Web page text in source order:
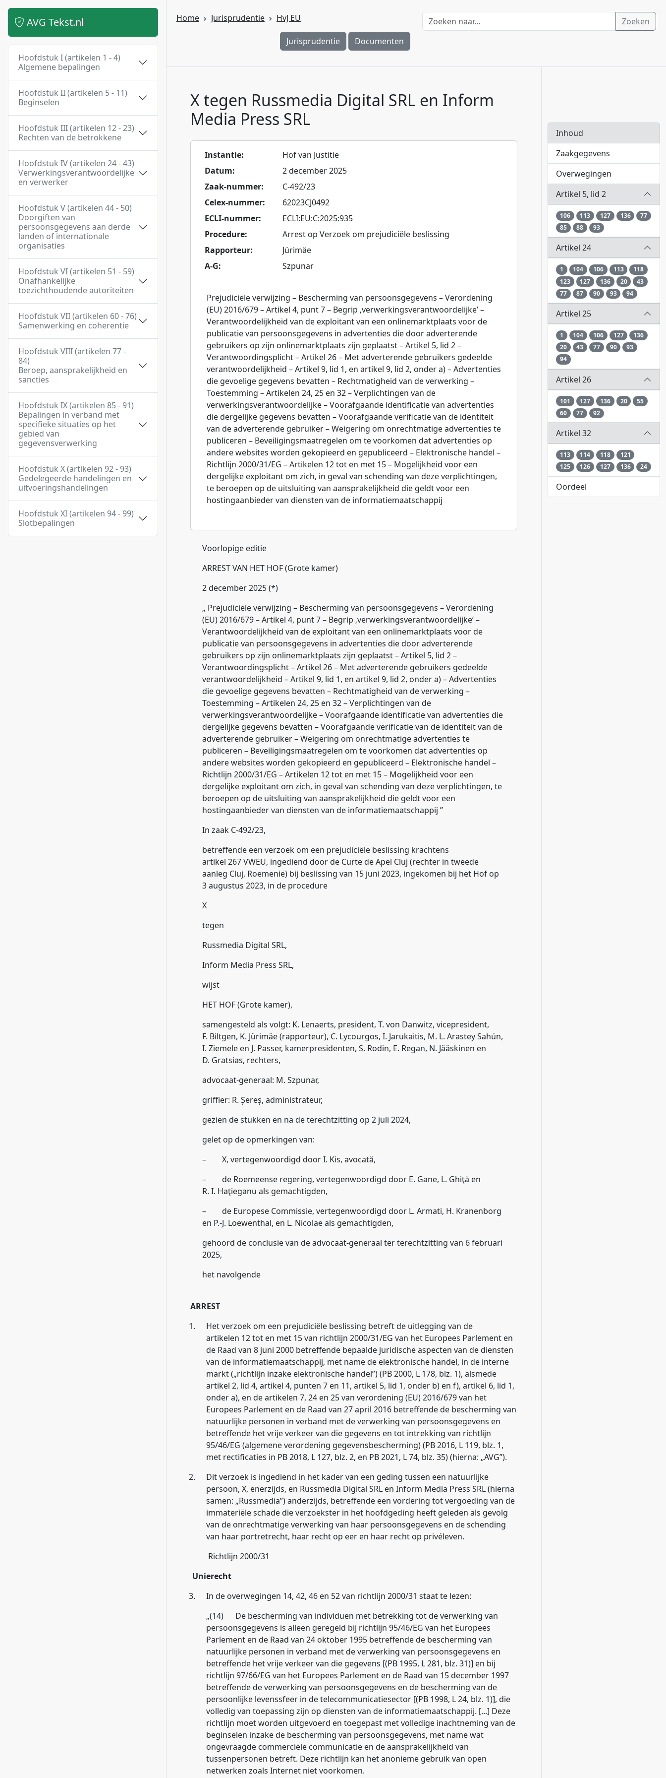
AVG Tekst.nl
Hoofdstuk I (artikelen 1 - 4)
Algemene bepalingen
Hoofdstuk II (artikelen 5 - 11)
Beginselen
Hoofdstuk III (artikelen 12 - 23)
Rechten van de betrokkene
Hoofdstuk IV (artikelen 24 - 43)
Verwerkingsverantwoordelijke
en verwerker
Hoofdstuk V (artikelen 44 - 50)
Doorgiften van
persoonsgegevens aan derde
landen of internationale
organisaties
Hoofdstuk VI (artikelen 51 - 59)
Onafhankelijke
toezichthoudende autoriteiten
Hoofdstuk VII (artikelen 60 - 76)
Samenwerking en coherentie
Hoofdstuk VIII (artikelen 77 -
84)
Beroep, aansprakelijkheid en
sancties
Hoofdstuk IX (artikelen 85 - 91)
Bepalingen in verband met
specifieke situaties op het
gebied van
gegevensverwerking
Hoofdstuk X (artikelen 92 - 93)
Gedelegeerde handelingen en
uitvoeringshandelingen
Hoofdstuk XI (artikelen 94 - 99)
Slotbepalingen
Home Jurisprudentie HvJ EU
Jurisprudentie Documenten
Zoeken
X tegen Russmedia Digital SRL en Inform
Media Press SRL
Instantie:
Hof van Justitie
Datum:
2 december 2025
Zaak-nummer:
C-492/23
Celex-nummer:
62023CJ0492
ECLI-nummer:
ECLI:EU:C:2025:935
Procedure:
Arrest op Verzoek om prejudiciële beslissing
Rapporteur:
Jürimäe
A-G:
Szpunar
Prejudiciële verwijzing – Bescherming van persoonsgegevens – Verordening
(EU) 2016/679 – Artikel 4, punt 7 – Begrip ‚verwerkingsverantwoordelijke’ –
Verantwoordelijkheid van de exploitant van een onlinemarktplaats voor de
publicatie van persoonsgegevens in advertenties die door adverterende
gebruikers op zijn onlinemarktplaats zijn geplaatst – Artikel 5, lid 2 –
Verantwoordingsplicht – Artikel 26 – Met adverterende gebruikers gedeelde
verantwoordelijkheid – Artikel 9, lid 1, en artikel 9, lid 2, onder a) – Advertenties
die gevoelige gegevens bevatten – Rechtmatigheid van de verwerking –
Toestemming – Artikelen 24, 25 en 32 – Verplichtingen van de
verwerkingsverantwoordelijke – Voorafgaande identificatie van advertenties
die dergelijke gegevens bevatten – Voorafgaande verificatie van de identiteit
van de adverterende gebruiker – Weigering om onrechtmatige advertenties te
publiceren – Beveiligingsmaatregelen om te voorkomen dat advertenties op
andere websites worden gekopieerd en gepubliceerd – Elektronische handel –
Richtlijn 2000/31/EG – Artikelen 12 tot en met 15 – Mogelijkheid voor een
dergelijke exploitant om zich, in geval van schending van deze verplichtingen,
te beroepen op de uitsluiting van aansprakelijkheid die geldt voor een
hostingaanbieder van diensten van de informatiemaatschappij
Voorlopige editie
ARREST VAN HET HOF (Grote kamer)
2 december 2025 (*)
„ Prejudiciële verwijzing – Bescherming van persoonsgegevens – Verordening
(EU) 2016/679 – Artikel 4, punt 7 – Begrip ‚verwerkingsverantwoordelijke’ –
Verantwoordelijkheid van de exploitant van een onlinemarktplaats voor de
publicatie van persoonsgegevens in advertenties die door adverterende
gebruikers op zijn onlinemarktplaats zijn geplaatst – Artikel 5, lid 2 –
Verantwoordingsplicht – Artikel 26 – Met adverterende gebruikers gedeelde
verantwoordelijkheid – Artikel 9, lid 1, en artikel 9, lid 2, onder a) – Advertenties
die gevoelige gegevens bevatten – Rechtmatigheid van de verwerking –
Toestemming – Artikelen 24, 25 en 32 – Verplichtingen van de
verwerkingsverantwoordelijke – Voorafgaande identificatie van advertenties die
dergelijke gegevens bevatten – Voorafgaande verificatie van de identiteit van de
adverterende gebruiker – Weigering om onrechtmatige advertenties te
publiceren – Beveiligingsmaatregelen om te voorkomen dat advertenties op
andere websites worden gekopieerd en gepubliceerd – Elektronische handel –
Richtlijn 2000/31/EG – Artikelen 12 tot en met 15 – Mogelijkheid voor een
dergelijke exploitant om zich, in geval van schending van deze verplichtingen, te
beroepen op de uitsluiting van aansprakelijkheid die geldt voor een
hostingaanbieder van diensten van de informatiemaatschappij ”
In zaak C‑492/23,
betreffende een verzoek om een prejudiciële beslissing krachtens
artikel 267 VWEU, ingediend door de Curte de Apel Cluj (rechter in tweede
aanleg Cluj, Roemenië) bij beslissing van 15 juni 2023, ingekomen bij het Hof op
3 augustus 2023, in de procedure
X
tegen
Russmedia Digital SRL,
Inform Media Press SRL,
wijst
HET HOF (Grote kamer),
samengesteld als volgt: K. Lenaerts, president, T. von Danwitz, vicepresident,
F. Biltgen, K. Jürimäe (rapporteur), C. Lycourgos, I. Jarukaitis, M. L. Arastey Sahún,
I. Ziemele en J. Passer, kamerpresidenten, S. Rodin, E. Regan, N. Jääskinen en
D. Gratsias, rechters,
advocaat-generaal: M. Szpunar,
griffier: R. Șereș, administrateur,
gezien de stukken en na de terechtzitting op 2 juli 2024,
gelet op de opmerkingen van:
– X, vertegenwoordigd door I. Kis, avocată,
– de Roemeense regering, vertegenwoordigd door E. Gane, L. Ghiţă en
R. I. Haţieganu als gemachtigden,
– de Europese Commissie, vertegenwoordigd door L. Armati, H. Kranenborg
en P.‑J. Loewenthal, en L. Nicolae als gemachtigden,
gehoord de conclusie van de advocaat-generaal ter terechtzitting van 6 februari
2025,
het navolgende
ARREST
1.
Het verzoek om een prejudiciële beslissing betreft de uitlegging van de
artikelen 12 tot en met 15 van richtlijn 2000/31/EG van het Europees Parlement en
de Raad van 8 juni 2000 betreffende bepaalde juridische aspecten van de diensten
van de informatiemaatschappij, met name de elektronische handel, in de interne
markt („richtlijn inzake elektronische handel”) (PB 2000, L 178, blz. 1), alsmede
artikel 2, lid 4, artikel 4, punten 7 en 11, artikel 5, lid 1, onder b) en f), artikel 6, lid 1,
onder a), en de artikelen 7, 24 en 25 van verordening (EU) 2016/679 van het
Europees Parlement en de Raad van 27 april 2016 betreffende de bescherming van
natuurlijke personen in verband met de verwerking van persoonsgegevens en
betreffende het vrije verkeer van die gegevens en tot intrekking van richtlijn
95/46/EG (algemene verordening gegevensbescherming) (PB 2016, L 119, blz. 1,
met rectificaties in PB 2018, L 127, blz. 2, en PB 2021, L 74, blz. 35) (hierna: „AVG”).
2.
Dit verzoek is ingediend in het kader van een geding tussen een natuurlijke
persoon, X, enerzijds, en Russmedia Digital SRL en Inform Media Press SRL (hierna
samen: „Russmedia”) anderzijds, betreffende een vordering tot vergoeding van de
immateriële schade die verzoekster in het hoofdgeding heeft geleden als gevolg
van de onrechtmatige verwerking van haar persoonsgegevens en de schending
van haar portretrecht, haar recht op eer en haar recht op privéleven.
Richtlijn 2000/31
Unierecht
3.
In de overwegingen 14, 42, 46 en 52 van richtlijn 2000/31 staat te lezen:
„(14) De bescherming van individuen met betrekking tot de verwerking van
persoonsgegevens is alleen geregeld bij richtlijn 95/46/EG van het Europees
Parlement en de Raad van 24 oktober 1995 betreffende de bescherming van
natuurlijke personen in verband met de verwerking van persoonsgegevens en
betreffende het vrije verkeer van die gegevens [(PB 1995, L 281, blz. 31)] en bij
richtlijn 97/66/EG van het Europees Parlement en de Raad van 15 december 1997
betreffende de verwerking van persoonsgegevens en de bescherming van de
persoonlijke levenssfeer in de telecommunicatiesector [(PB 1998, L 24, blz. 1)], die
volledig van toepassing zijn op diensten van de informatiemaatschappij. [...] Deze
richtlijn moet worden uitgevoerd en toegepast met volledige inachtneming van de
beginselen inzake de bescherming van persoonsgegevens, met name wat
ongevraagde commerciële communicatie en de aansprakelijkheid van
tussenpersonen betreft. Deze richtlijn kan het anonieme gebruik van open
netwerken zoals Internet niet voorkomen.
Inhoud
Zaakgegevens
Overwegingen
Artikel 5, lid 2
106 113 127 136
77
85
88 93
Artikel 24
1 104 106 113
118
123
127 136 20
43
77
87 90 93 94
Artikel 25
1 104 106 127
136
20
43 77 90
93
94
Artikel 26
101 127 136 20
55
60
77 92
Artikel 32
113 114 118
121
125
126 127 136 24
Oordeel